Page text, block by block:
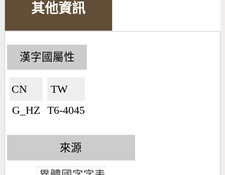
其他資訊
漢字國屬性
CN🇨🇳
G_HZ
TW🇹🇼
T6-4045
來源